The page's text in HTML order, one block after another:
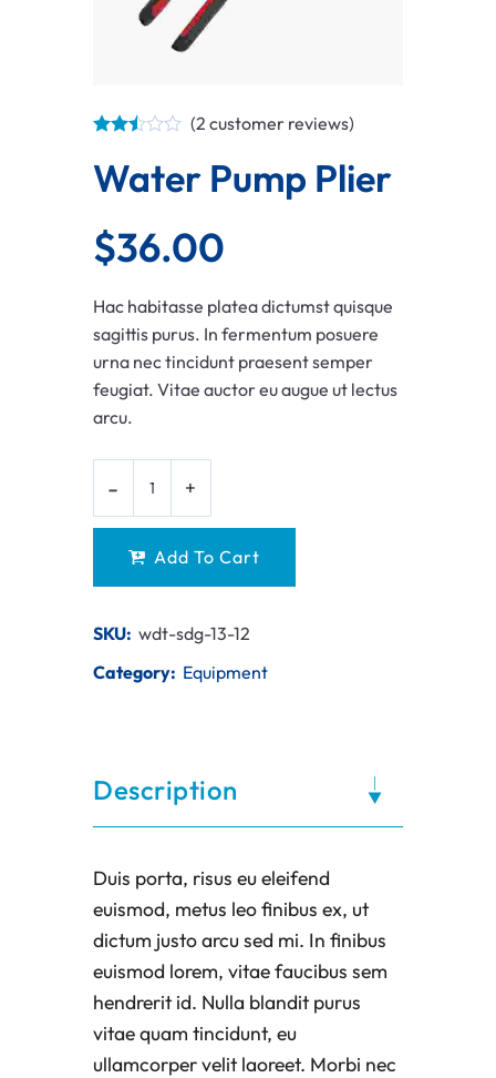
(2 customer reviews)
Water Pump Plier
$36.00
Hac habitasse platea dictumst quisque
sagittis purus. In fermentum posuere
urna nec tincidunt praesent semper
feugiat. Vitae auctor eu augue ut lectus
arcu.
Add To Cart
SKU: wdt-sdg-13-12
Category: Equipment
Description
Duis porta, risus eu eleifend
euismod, metus leo finibus ex, ut
dictum justo arcu sed mi. In finibus
euismod lorem, vitae faucibus sem
hendrerit id. Nulla blandit purus
vitae quam tincidunt, eu
ullamcorper velit laoreet. Morbi nec